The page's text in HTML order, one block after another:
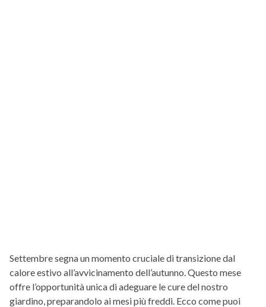
Settembre segna un momento cruciale di transizione dal
calore estivo all’avvicinamento dell’autunno. Questo mese
offre l’opportunità unica di adeguare le cure del nostro
giardino, preparandolo ai mesi più freddi. Ecco come puoi